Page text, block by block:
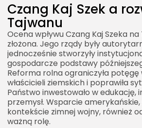
Czang Kaj Szek a
Tajwanu
Ocena wpływu Czang Kaj Szeka
złożona. Jego rządy były
jednocześnie stworzyły
gospodarcze podstawy
Reforma rolna ograniczyła potęgę
właścicieli ziemskich i poprawiła
Państwo inwestowało w edukację,
przemysł. Wsparcie
kontekście zimnej wojny, również
ważną rolę.